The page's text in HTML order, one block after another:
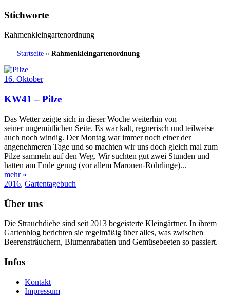
Stichworte
Rahmenkleingartenordnung
Startseite » Rahmenkleingartenordnung
16. Oktober
KW41 – Pilze
Das Wetter zeigte sich in dieser Woche weiterhin von
seiner ungemütlichen Seite. Es war kalt, regnerisch und teilweise
auch noch windig. Der Montag war immer noch einer der
angenehmeren Tage und so machten wir uns doch gleich mal zum
Pilze sammeln auf den Weg. Wir suchten gut zwei Stunden und
hatten am Ende genug (vor allem Maronen-Röhrlinge)...
mehr »
2016, Gartentagebuch
Über uns
Die Strauchdiebe sind seit 2013 begeisterte Kleingärtner. In ihrem
Gartenblog berichten sie regelmäßig über alles, was zwischen
Beerensträuchern, Blumenrabatten und Gemüsebeeten so passiert.
Infos
Kontakt
Impressum